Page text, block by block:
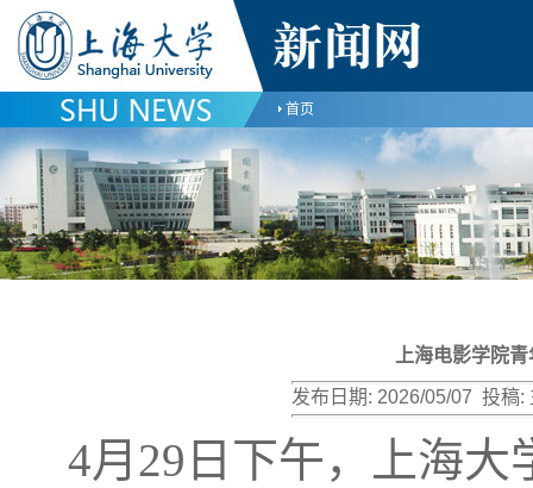
首页
上海电影学院
发布日期: 2026/05/07 投稿:
4月29日下午，上海